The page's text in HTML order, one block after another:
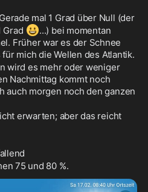
mal 1 Grad über Null (der
Grad 😀...) bei momentan
Früher war es der Schnee
mich die Wellen des Atlantik.
wird es mehr oder weniger
Nachmittag kommt noch
auch morgen noch den ganzen
erwarten; aber das reicht
75 und 80 %.